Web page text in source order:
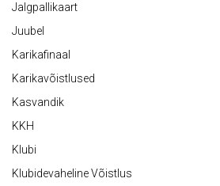
Jalgpallikaart
Juubel
Karikafinaal
Karikavõistlused
Kasvandik
KKH
Klubi
Klubidevaheline Võistlus